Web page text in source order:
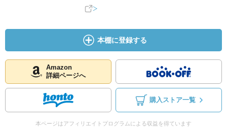
本棚に登録する
Amazon
詳細ページへ
購入ストア一覧
本ページはアフィリエイトプログラムによる収益を得ています